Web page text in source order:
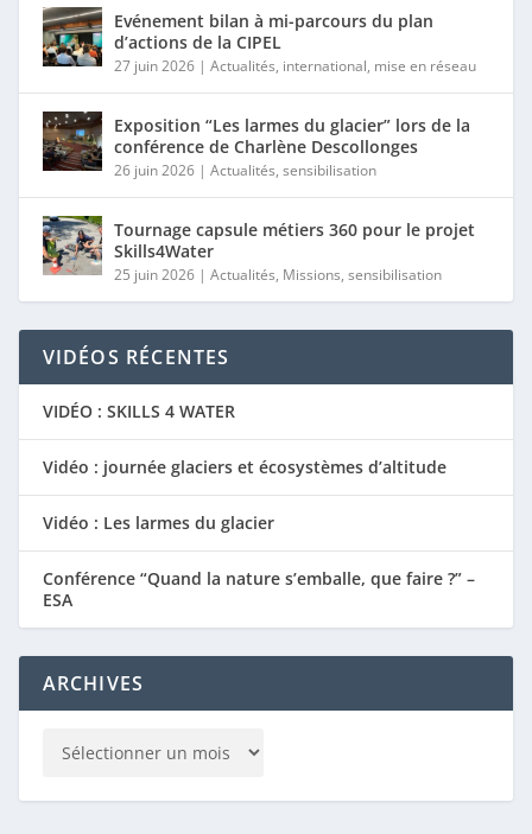
Evénement bilan à mi-parcours du plan
d’actions de la CIPEL
27 juin 2026| Actualités, international, mise en réseau
Exposition “Les larmes du glacier” lors de la
conférence de Charlène Descollonges
26 juin 2026| Actualités, sensibilisation
Tournage capsule métiers 360 pour le projet
Skills4Water
25 juin 2026| Actualités, Missions, sensibilisation
VIDÉOS RÉCENTES
VIDÉO : SKILLS 4 WATER
Vidéo : journée glaciers et écosystèmes d’altitude
Vidéo : Les larmes du glacier
Conférence “Quand la nature s’emballe, que faire ?” –
ESA
ARCHIVES